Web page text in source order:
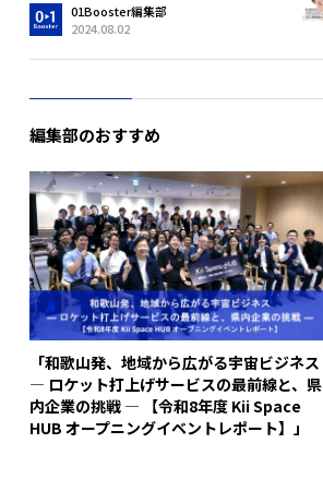
01Booster編集部
2024.08.02
編集部のおすすめ
「和歌山発、地域から広がる宇宙ビジネス
― ロケット打上げサービスの最前線と、県
内企業の挑戦 ― 【令和8年度 Kii Space
HUB オープニングイベントレポート】」